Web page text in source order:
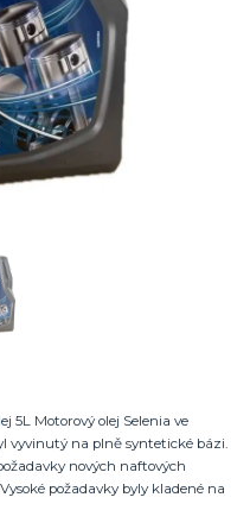
5L Motorový olej Selenia ve
vyvinutý na plně syntetické bázi.
nových naftových
požadavky byly kladené na